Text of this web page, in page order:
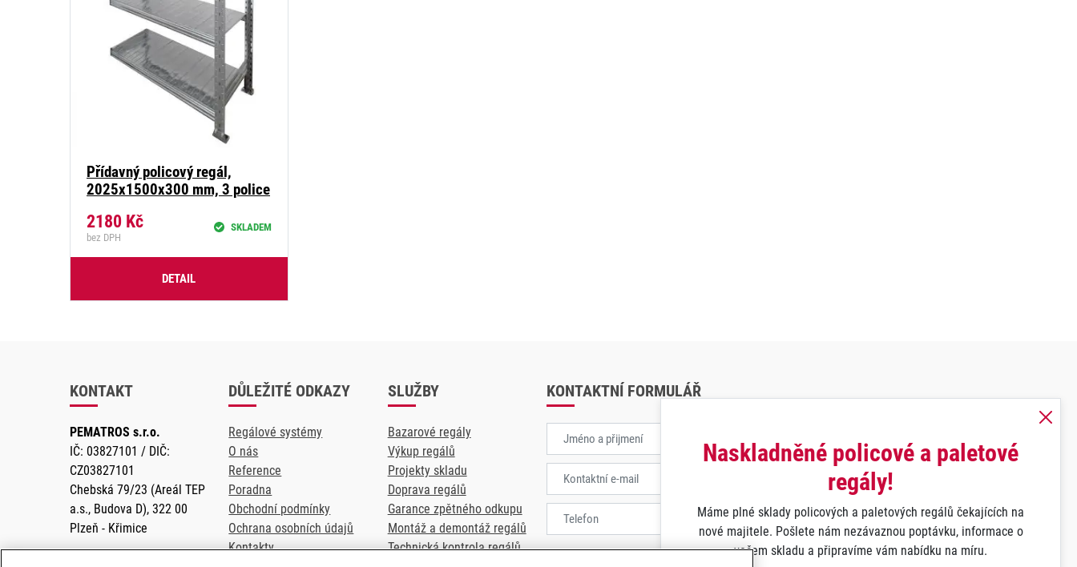
Přídavný policový regál,
2025x1500x300 mm, 3 police
2180 Kč
bez DPH
SKLADEM
DETAIL
KONTAKT
PEMATROS s.r.o.
IČ: 03827101 / DIČ:
CZ03827101
Chebská 79/23 (Areál TEP
a.s., Budova D), 322 00
Plzeň - Křimice
DŮLEŽITÉ ODKAZY
Regálové systémy
O nás
Reference
Poradna
Obchodní podmínky
Ochrana osobních údajů
Kontakty
SLUŽBY
Bazarové regály
Výkup regálů
Projekty skladu
Doprava regálů
Garance zpětného odkupu
Montáž a demontáž regálů
Technická kontrola regálů
KONTAKTNÍ FORMULÁŘ
Naskladněné policové a paletové
regály!
Máme plné sklady policových a paletových regálů čekajících na
nové majitele. Pošlete nám nezávaznou poptávku, informace o
vašem skladu a připravíme vám nabídku na míru.